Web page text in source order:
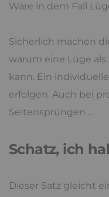
Wäre in dem Fall
Sicherlich machen
warum eine Lüge
kann. Ein
erfolgen. Auch bei
Seitensprüngen …
Schatz, ich
Dieser Satz gleicht